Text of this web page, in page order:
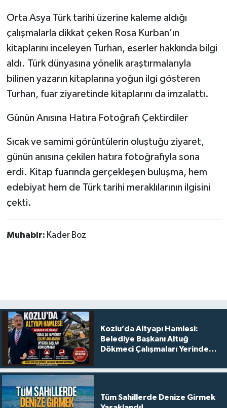
Orta Asya Türk tarihi üzerine kaleme aldığı
çalışmalarla dikkat çeken Rosa Kurban’ın
kitaplarını inceleyen Turhan, eserler hakkında bilgi
aldı. Türk dünyasına yönelik araştırmalarıyla
bilinen yazarın kitaplarına yoğun ilgi gösteren
Turhan, fuar ziyaretinde kitaplarını da imzalattı.
Günün Anısına Hatıra Fotoğrafı Çektirdiler
Sıcak ve samimi görüntülerin oluştuğu ziyaret,
günün anısına çekilen hatıra fotoğrafıyla sona
erdi. Kitap fuarında gerçekleşen buluşma, hem
edebiyat hem de Türk tarihi meraklılarının ilgisini
çekti.
Muhabir: Kader Boz
Kozlu’da Altyapı Hamlesi:
Belediye Başkanı Altuğ
Dökmeci Çalışmaları Yerinde
Tüm Sahillerde Denize Girmek